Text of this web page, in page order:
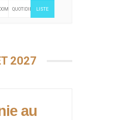
QUOTIDIENNELISTE
2027
au